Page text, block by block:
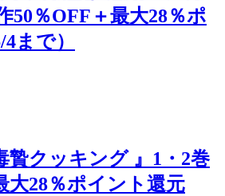
50％OFF＋最大28％ポ
まで）
贄クッキング 』1・2巻
大28％ポイント還元